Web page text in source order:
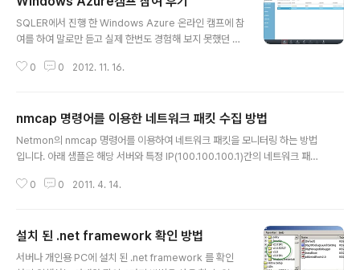
SQLER에서 진행 한 Windows Azure 온라인 캠프에 참
여를 하여 말로만 듣고 실제 한번도 경험해 보지 못했던 Wi
서 제공한 아래 가이드를 참고하여 Windows Azure 관
에 원격 데스크탑을 이용해서 로그온 후 본격적인 체험을
시작하였습니다. SQLER on Windows Azure 캠프! -
(커뮤니티 온라인 무료 캠프) http://www.sqler.com/5
를 위한 Azure 포털에 로그인부터 Virtual Machine에
0 0 2012. 11. 16.
nmcap 명령어를 이용한 네트워크 패킷 수집 방법
Netmon의 nmcap 명령어를 이용하여 네트워크 패킷을 모니터링 하는 방법
입니다. 아래 샘플은 해당 서버와 특정 IP(100.100.100.1)간의 네트워크 패킷
oncap1.cap, netmoncap2.cap,… 100mb 단위로 계속 로깅 됩니다. 저장
ls.aspx?FamilyID=983b941d-06cb-4658-b7f6-3088333d062f
명령 프롬프트 실행 후 넷몬이 설치 된 디렉터리로 이동 후 아래 명령어를 실..
0 0 2011. 4. 14.
설치 된 .net framework 확인 방법
서버나 개인용 PC에 설치 된 .net framework 를 확인